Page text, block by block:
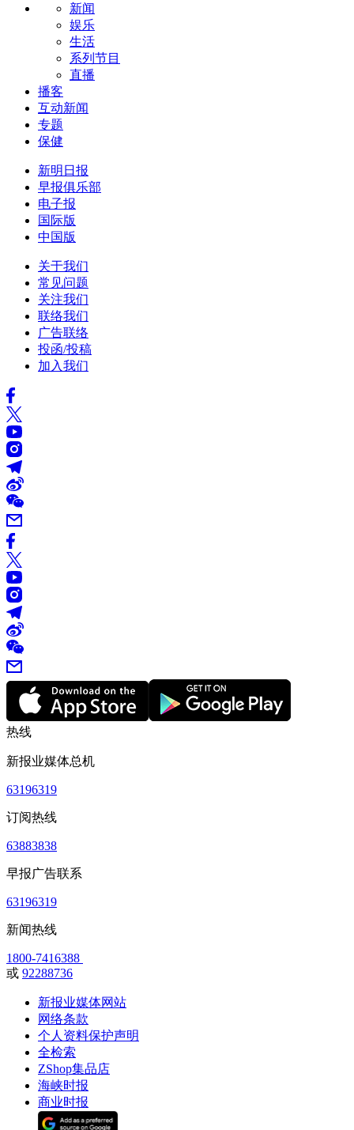
新闻
娱乐
生活
系列节目
直播
播客
互动新闻
专题
保健
新明日报
早报俱乐部
电子报
国际版
中国版
关于我们
常见问题
关注我们
联络我们
广告联络
投函/投稿
加入我们
热线
新报业媒体总机
63196319
订阅热线
63883838
早报广告联系
63196319
新闻热线
1800-7416388
或 92288736
新报业媒体网站
网络条款
个人资料保护声明
全检索
ZShop集品店
海峡时报
商业时报